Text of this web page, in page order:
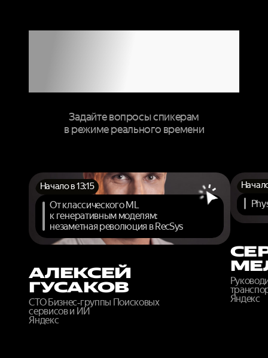
Задайте вопросы спикерам
в режиме реального времени
Начало в 13:15
От классического ML
к генеративным моделям:
незаметная революция в RecSys
АЛЕКСЕЙ
ГУСАКОВ
CTO Бизнес‑группы Поисковых
сервисов и ИИ
Яндекс
Яндекс